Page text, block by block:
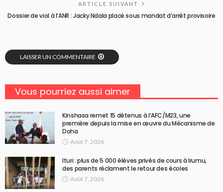
ARTICLE SUIVANT
Dossier de viol à l’ANR : Jacky Ndala placé sous mandat d’arrêt provisoire
LAISSER UN COMMENTAIRE
Vous pourriez aussi aimer
Kinshasa remet 15 détenus à l’AFC/M23, une
première depuis la mise en œuvre du Mécanisme de
Doha
Août 7, 2026
Ituri : plus de 5 000 élèves privés de cours à Irumu,
des parents réclament le retour des écoles
Août 7, 2026